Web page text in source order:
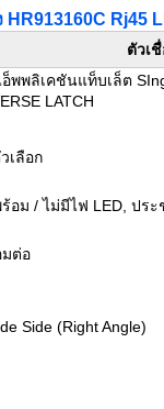
Rj45
ตัวเ
พพลิเคชันแท็บเล็ต
LATCH
เลือก
อม / ไม่มีไฟ LED, ประ
ต่อ
Side (Right Angle)